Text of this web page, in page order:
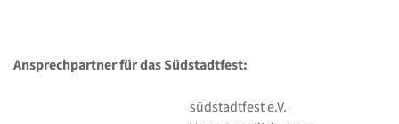
Ansprechpartner für das Südstadtfest:
südstadtfest e.V.